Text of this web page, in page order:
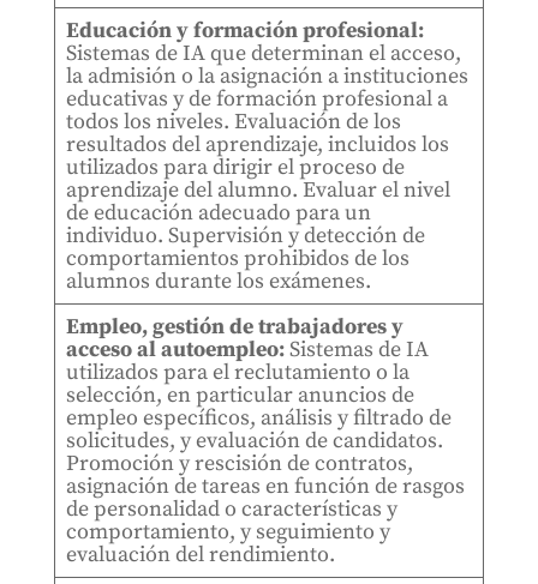
Educación y formación profesional:
Sistemas de IA que determinan el acceso,
la admisión o la asignación a instituciones
educativas y de formación profesional a
todos los niveles. Evaluación de los
resultados del aprendizaje, incluidos los
utilizados para dirigir el proceso de
aprendizaje del alumno. Evaluar el nivel
de educación adecuado para un
individuo. Supervisión y detección de
comportamientos prohibidos de los
alumnos durante los exámenes.
Empleo, gestión de trabajadores y
acceso al autoempleo:Sistemas de IA
utilizados para el reclutamiento o la
selección, en particular anuncios de
empleo específicos, análisis y filtrado de
solicitudes, y evaluación de candidatos.
Promoción y rescisión de contratos,
asignación de tareas en función de rasgos
de personalidad o características y
comportamiento, y seguimiento y
evaluación del rendimiento.